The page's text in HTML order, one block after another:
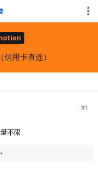
用卡直连）
#1
不限